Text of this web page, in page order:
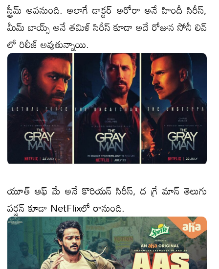
స్ట్రీమ్ అవనుంది. అలాగే డాక్టర్ అరోరా అనే హిందీ సిరీస్,
మీమ్ బాయ్స్ అనే తమిళ్ సిరీస్ కూడా అదే రోజున సోనీ లివ్
లో రిలీజ్ అవుతున్నాయి.
యూత్ ఆఫ్ మే అనే కొరియన్ సిరీస్, ద గ్రే మాన్ తెలుగు
వర్షన్ కూడా NetFlixలో రానుంది.